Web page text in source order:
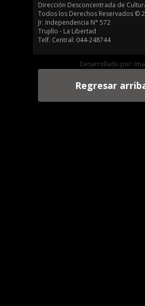
Dirección Desconcentrada de
Todos los Derechos Reservados ©
Jr. Independencia N° 572
Trujillo - La Libertad
Telf. Central: 044-248744
Desarrollado por:
Regresar